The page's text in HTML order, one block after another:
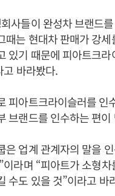
사들이 완성차 브랜드
때는 현대차 판매가 강
있기 때문에 피아트크
고 바라봤다.
피아트크라이슬러를
브랜드를 인수하는 편
은 업계 관계자의 말을
라며 “피아트가 소형
수도 있을 것”이라고 바